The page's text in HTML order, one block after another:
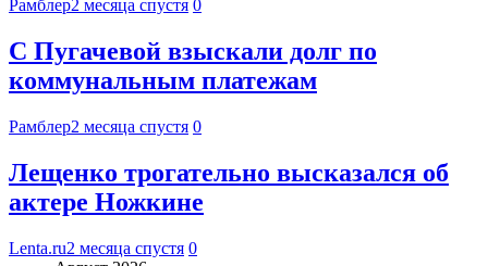
Рамблер2 месяца спустя 0
С Пугачевой взыскали долг по
коммунальным платежам
Рамблер2 месяца спустя 0
Лещенко трогательно высказался об
актере Ножкине
Lenta.ru2 месяца спустя 0